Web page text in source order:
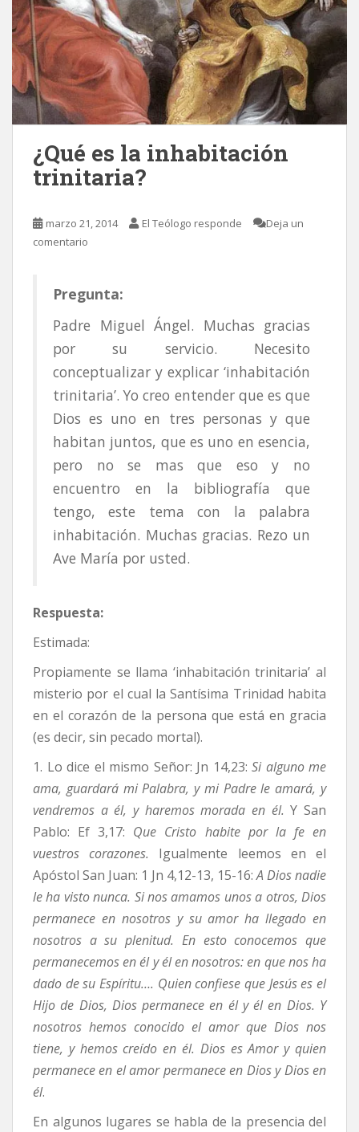
¿Qué es la inhabitación
trinitaria?
marzo 21, 2014 El Teólogo responde
Deja un
comentario
Pregunta:
Padre Miguel Ángel. Muchas gracias
por su servicio. Necesito
conceptualizar y explicar ‘inhabitación
trinitaria’. Yo creo entender que es que
Dios es uno en tres personas y que
habitan juntos, que es uno en esencia,
pero no se mas que eso y no
encuentro en la bibliografía que
tengo, este tema con la palabra
inhabitación. Muchas gracias. Rezo un
Ave María por usted.
Respuesta:
Estimada:
Propiamente se llama ‘inhabitación trinitaria’ al
misterio por el cual la Santísima Trinidad habita
en el corazón de la persona que está en gracia
(es decir, sin pecado mortal).
1. Lo dice el mismo Señor: Jn 14,23: Si alguno me
ama, guardará mi Palabra, y mi Padre le amará, y
vendremos a él, y haremos morada en él. Y San
Pablo: Ef 3,17: Que Cristo habite por la fe en
vuestros corazones. Igualmente leemos en el
Apóstol San Juan: 1 Jn 4,12-13, 15-16:A Dios nadie
le ha visto nunca. Si nos amamos unos a otros, Dios
permanece en nosotros y su amor ha llegado en
nosotros a su plenitud. En esto conocemos que
permanecemos en él y él en nosotros: en que nos ha
dado de su Espíritu…. Quien confiese que Jesús es el
Hijo de Dios, Dios permanece en él y él en Dios. Y
nosotros hemos conocido el amor que Dios nos
tiene, y hemos creído en él. Dios es Amor y quien
permanece en el amor permanece en Dios y Dios en
él.
En algunos lugares se habla de la presencia del